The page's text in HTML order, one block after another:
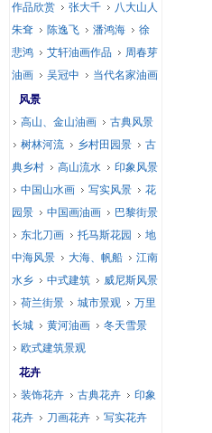
作品欣赏
张大千
八大山人
朱耷
陈逸飞 潘鸿海
徐
悲鸿
艾轩油画作品
周春芽
油画
吴冠中
当代名家油画
风景
高山、金山油画
古典风景
树林河流
乡村田园景
古
典乡村
高山流水
印象风景
中国山水画
写实风景
花
园景
中国画油画
巴黎街景
东北刀画
托马斯花园
地
中海风景
大海、帆船
江南
水乡
中式建筑
威尼斯风景
荷兰街景
城市景观
万里
长城
黄河油画
冬天雪景
欧式建筑景观
花卉
装饰花卉
古典花卉
印象
花卉
刀画花卉
写实花卉